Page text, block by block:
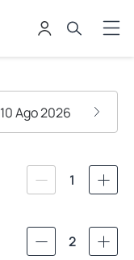
10 Ago 2026
1
2